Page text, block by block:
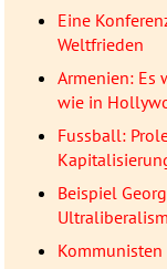
Eine
Weltfrieden
Armenien: Es
wie in
Fussball:
Beispiel